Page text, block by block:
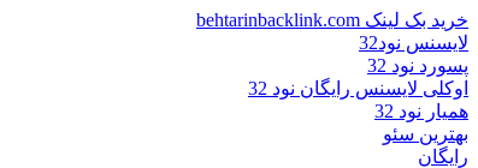
خرید بک لینک behtarinbacklink.com
لایسنس نود32
پسورد نود 32
اوکلی لایسنس رایگان نود 32
همیار نود 32
بهترین سئو
رایگان